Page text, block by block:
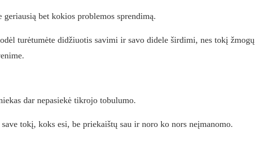
bet kokios problemos sprendimą.
turėtumėte didžiuotis savimi ir savo didele širdimi, nes tokį žmogų
dar nepasiekė tikrojo tobulumo.
tokį, koks esi, be priekaištų sau ir noro ko nors neįmanomo.